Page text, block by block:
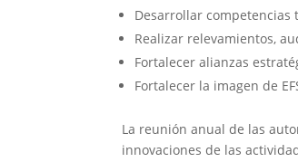
Desarrollar competencias
Realizar relevamientos,
Fortalecer alianzas
Fortalecer la imagen de
La reunión anual de las
innovaciones de las